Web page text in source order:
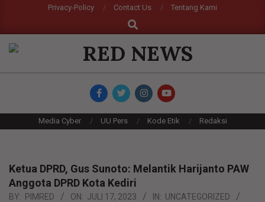
content
Privacy-Policy Contact Us
Tentang Kami
Search
RED
Media Cyber UU Pers Kode Etik Redaksi
Ketua DPRD, Gus Sunoto: Melantik Harijanto PAW
Anggota DPRD Kota Kediri
BY: PIMRED ON: JULI 17, 2023 IN: UNCATEGORIZED